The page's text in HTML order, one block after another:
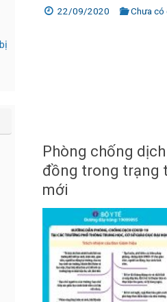
22/09/2020 Chưa có
Phòng chống
đồng trong trạng
mới